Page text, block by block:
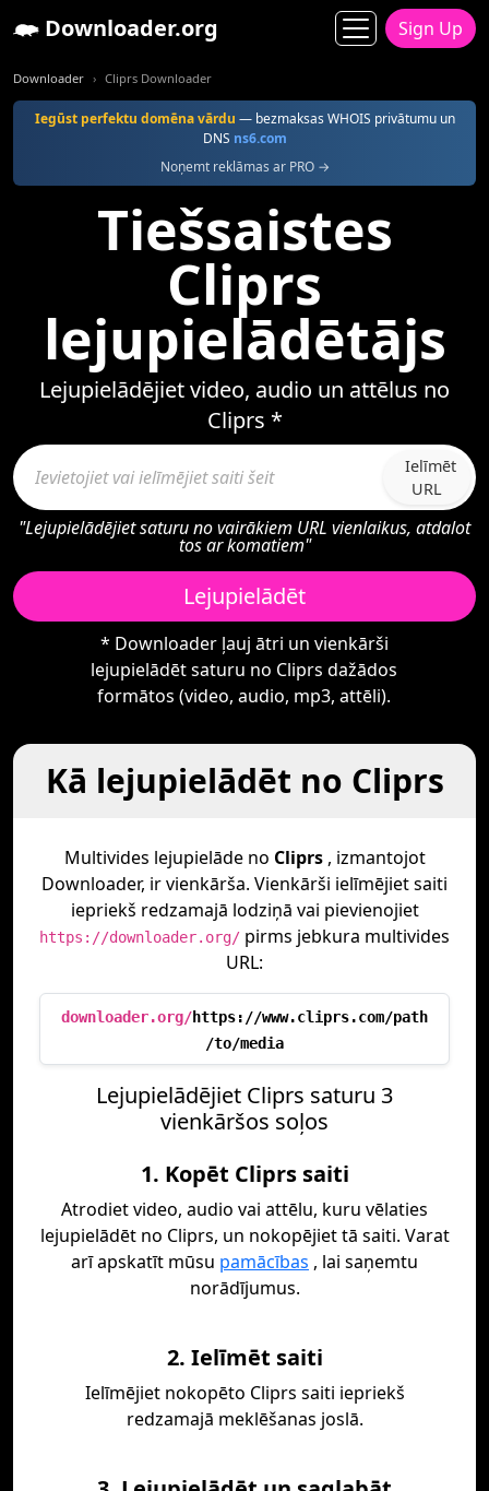
Downloader.org Sign Up
Downloader Cliprs Downloader
Iegūst perfektu domēna vārdu — bezmaksas WHOIS privātumu un
DNS ns6.com
Noņemt reklāmas ar PRO →
Tiešsaistes
Cliprs
lejupielādētājs
Lejupielādējiet video, audio un attēlus no
Cliprs *
Ielīmēt
URL
"Lejupielādējiet saturu no vairākiem URL vienlaikus, atdalot
tos ar komatiem"
Lejupielādēt
* Downloader ļauj ātri un vienkārši
lejupielādēt saturu no Cliprs dažādos
formātos (video, audio, mp3, attēli).
Kā lejupielādēt no Cliprs
Multivides lejupielāde no Cliprs, izmantojot
Downloader, ir vienkārša. Vienkārši ielīmējiet saiti
iepriekš redzamajā lodziņā vai pievienojiet
https://downloader.org/ pirms jebkura multivides
URL:
downloader.org/https://www.cliprs.com/path
/to/media
Lejupielādējiet Cliprs saturu 3
vienkāršos soļos
1. Kopēt Cliprs saiti
Atrodiet video, audio vai attēlu, kuru vēlaties
lejupielādēt no Cliprs, un nokopējiet tā saiti. Varat
arī apskatīt mūsu pamācības , lai saņemtu
norādījumus.
2. Ielīmēt saiti
Ielīmējiet nokopēto Cliprs saiti iepriekš
redzamajā meklēšanas joslā.